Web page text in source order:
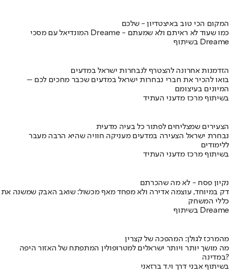
המקום הכי טוב באיצטדיון - שלכם
המונדיאל עם מסכי Dreame - כמו שעוד לא ראיתם ולא שמעתם
בשיתוף Dreame
הזדמנות אחרונה להצטרף לנבחרות ישראל במדעים
בואו להכיר את חברי נבחרות ישראל במדעים שכבר מחכים לכם –
המיונים בעיצומם
בשיתוף מרכז מדעני העתיד
הצעירים שמצליחים לפתור כל בעיה מדעית
נבחרת ישראל הצעירה במדעים מעניקה חוויה שהיא הרבה מעבר
ללימודים
בשיתוף מרכז מדעני העתיד
נקיון פסח - לא מה שהכרתם
דק במיוחד, עוצמה אדירה ולא מפחד מאף מכשול: שואב האבק שמשנה את
כללי המשחק
בשיתוף Dreame
מהמרכז לגולן: המהפכה של קצרין
מה מושך יותר ויותר ישראלים למטרופולין המתפתח של האזור היפה
במדינה?
בשיתוף אבני דרך וי.ד ברזאני